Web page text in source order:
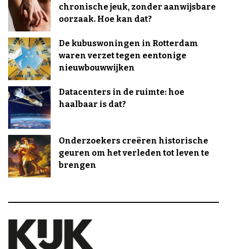
chronische jeuk, zonder aanwijsbare
oorzaak. Hoe kan dat?
De kubuswoningen in Rotterdam
waren verzet tegen eentonige
nieuwbouwwijken
Datacenters in de ruimte: hoe
haalbaar is dat?
Onderzoekers creëren historische
geuren om het verleden tot leven te
brengen